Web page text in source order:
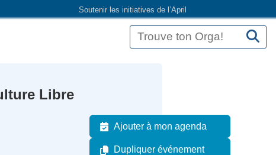
Soutenir les initiatives de l’April
Libre
Ajouter à mon agenda
Dupliquer événement